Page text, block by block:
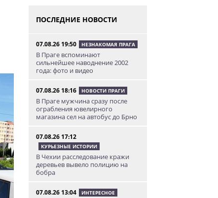
ПОСЛЕДНИЕ НОВОСТИ
07.08.26 19:50 НЕЗНАКОМАЯ ПРАГА
В Праге вспоминают
сильнейшее наводнение 2002
года: фото и видео
07.08.26 18:16 НОВОСТИ ПРАГИ
В Праге мужчина сразу после
ограбления ювелирного
магазина сел на автобус до Брно
07.08.26 17:12
КУРЬЕЗНЫЕ ИСТОРИИ
В Чехии расследование кражи
деревьев вывело полицию на
бобра
07.08.26 13:04 ИНТЕРЕСНОЕ